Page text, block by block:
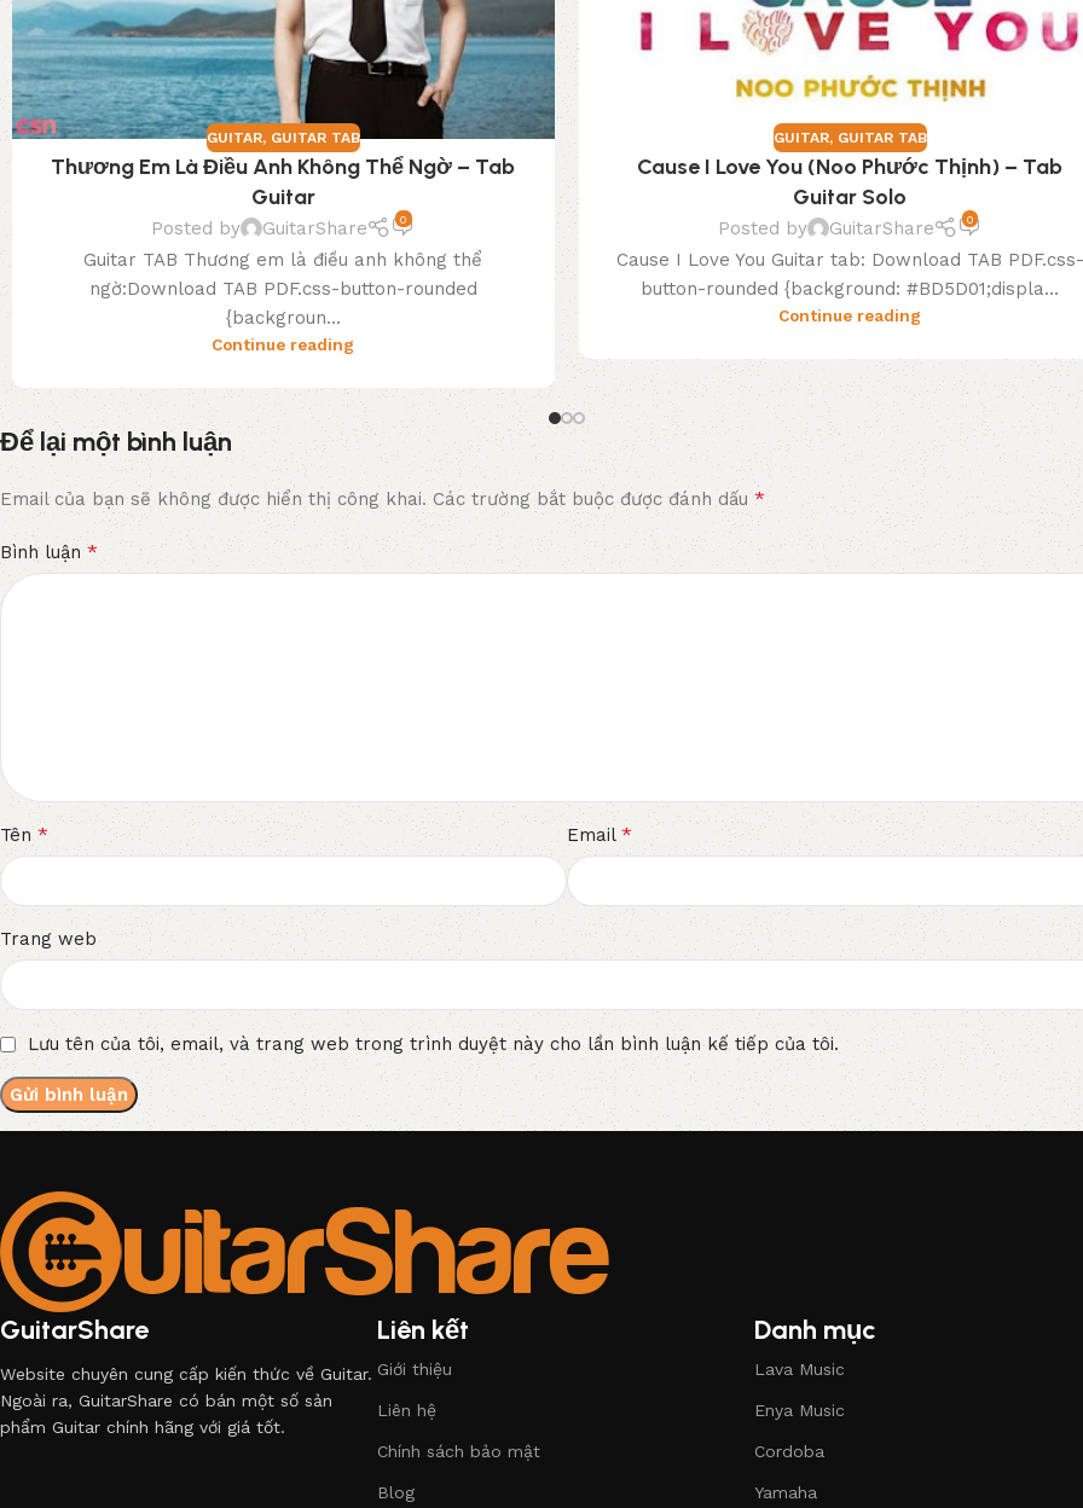
GUITAR, GUITAR TAB
Thương Em Là Điều Anh Không Thể Ngờ – Tab
Guitar
Posted by GuitarShare 0
Guitar TAB Thương em là điều anh không thể
ngờ:Download TAB PDF.css-button-rounded
{backgroun...
Continue reading
GUITAR, GUITAR TAB
Cause I Love You (Noo Phước Thịnh) – Tab
Guitar Solo
Posted by GuitarShare 0
Cause I Love You Guitar tab: Download TAB PDF.css-
button-rounded {background: #BD5D01;displa...
Continue reading
Để lại một bình luận
Email của bạn sẽ không được hiển thị công khai. Các trường bắt buộc được đánh dấu *
Bình luận*
Tên* Email *
Trang web
Lưu tên của tôi, email, và trang web trong trình duyệt này cho lần bình luận kế tiếp của tôi.
GuitarShare
Website chuyên cung cấp kiến thức về Guitar.
Ngoài ra, GuitarShare có bán một số sản
phẩm Guitar chính hãng với giá tốt.
Liên kết
Giới thiệu
Liên hệ
Chính sách bảo mật
Blog
Danh mục
Lava Music
Enya Music
Cordoba
Yamaha